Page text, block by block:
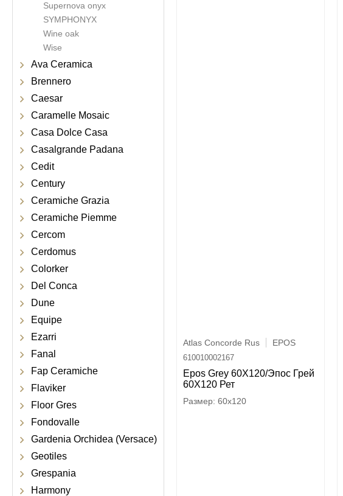
Supernova onyx
SYMPHONYX
Wine oak
Wise
Ava Ceramica
Brennero
Caesar
Caramelle Mosaic
Casa Dolce Casa
Casalgrande Padana
Cedit
Century
Ceramiche Grazia
Ceramiche Piemme
Cercom
Cerdomus
Colorker
Del Conca
Dune
Equipe
Ezarri
Fanal
Fap Ceramiche
Flaviker
Floor Gres
Fondovalle
Gardenia Orchidea (Versace)
Geotiles
Grespania
Harmony
Atlas Concorde Rus EPOS
610010002167
Epos Grey 60X120/Эпос Грей
60X120 Рет
60x120